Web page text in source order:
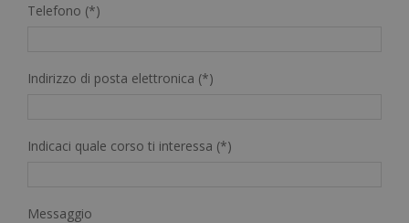
Telefono (*)
Indirizzo di posta elettronica (*)
Indicaci quale corso ti interessa (*)
Messaggio